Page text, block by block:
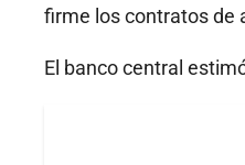
firme los contratos de
El banco central